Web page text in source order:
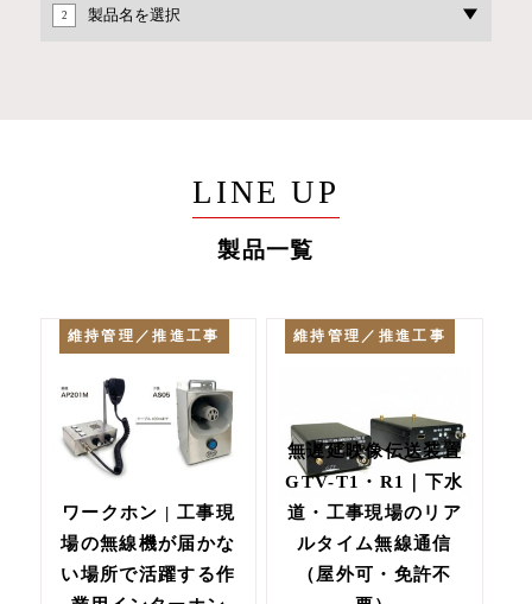
LINE UP
製品一覧
維持管理／推進工事
ワークホン | 工事現
場の無線機が届かな
い場所で活躍する作
維持管理／推進工事
無遅延映像伝送装置
GTV-T1・R1｜下水
道・工事現場のリア
ルタイム無線通信
（屋外可・免許不